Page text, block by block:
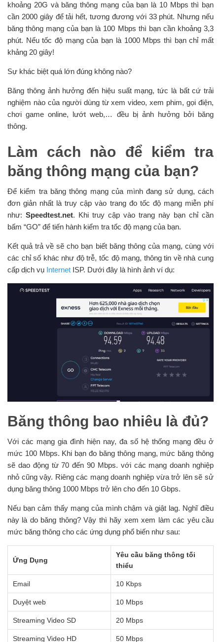
khoảng 20G và băng thông mạng của bạn là 10 Mbps thì bạn
cần 2000 giây để tải hết, tương đương với 33 phút. Nhưng nếu
băng thông mạng của bạn là 100 Mbps thì bạn cần khoảng 3,3
phút. Nếu tốc độ mạng của bạn là 1000 Mbps thì bạn chỉ mất
khảng 20 giây!
Sự khác biệt quá lớn đúng không nào?
Băng thông ảnh hưởng đến hiệu suất mạng, tức là bất cứ trải
nghiệm nào của người dùng từ xem video, xem phim, gọi điện,
chơi game online, lướt web,… đều bị ảnh hưởng bởi băng
thông.
Làm cách nào để kiểm tra
băng thông mạng của bạn?
Để kiểm tra băng thông mạng của mình đang sử dụng, cách
đơn giản nhất là truy cập vào trang đo tốc độ mạng miễn phí
như: Speedtest.net. Khi truy cập vào trang này bạn chỉ cần
bấm “GO” để tiến hành kiểm tra tốc độ mạng của bạn.
Kết quả trả về sẽ cho bạn biết băng thông của mạng, cùng với
các chỉ số khác như độ trễ, tốc độ mạng, thông tin về nhà cung
cấp dịch vụ Internet ISP. Dưới đây là hình ảnh ví dụ:
Băng thông bao nhiêu là đủ?
Với các mạng gia đình hiện nay, đa số hệ thống mạng đều ở
mức 100 Mbps. Khi bạn đo băng thông mạng, mức băng thông
sẽ dao động từ 70 đến 90 Mbps. với các mạng doanh nghiệp
nhỏ cũng vậy. Riêng các mạng doanh nghiệp vừa trở lên sẽ sử
dụng băng thông 1000 Mbps trở lên cho đến 10 Gbps.
Nếu bạn cảm thấy mạng của mình chậm và giật lag. Nghĩ điều
này là do băng thông? Vậy thì hãy xem xem làm các yêu cầu
mức băng thông cho các ứng dụng phổ biến như sau:
Ứng Dụng
Yêu cầu băng thông tối
thiểu
Email 10 Kbps
Duyệt web 10 Mbps
Streaming Video SD 20 Mbps
Streaming Video HD 50 Mbps